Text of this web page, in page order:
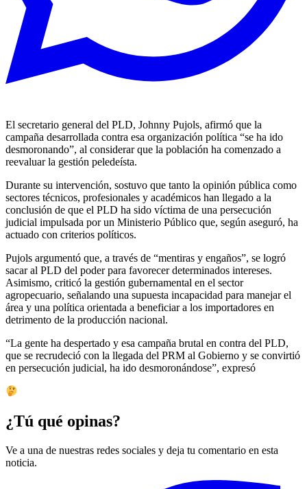
El secretario general del PLD, Johnny Pujols, afirmó que la
campaña desarrollada contra esa organización política “se ha ido
desmoronando”, al considerar que la población ha comenzado a
reevaluar la gestión peledeísta.
Durante su intervención, sostuvo que tanto la opinión pública como
sectores técnicos, profesionales y académicos han llegado a la
conclusión de que el PLD ha sido víctima de una persecución
judicial impulsada por un Ministerio Público que, según aseguró, ha
actuado con criterios políticos.
Pujols argumentó que, a través de “mentiras y engaños”, se logró
sacar al PLD del poder para favorecer determinados intereses.
Asimismo, criticó la gestión gubernamental en el sector
agropecuario, señalando una supuesta incapacidad para manejar el
área y una política orientada a beneficiar a los importadores en
detrimento de la producción nacional.
“La gente ha despertado y esa campaña brutal en contra del PLD,
que se recrudeció con la llegada del PRM al Gobierno y se convirtió
en persecución judicial, ha ido desmoronándose”, expresó
¿Tú qué opinas?
Ve a una de nuestras redes sociales y deja tu comentario en esta
noticia.